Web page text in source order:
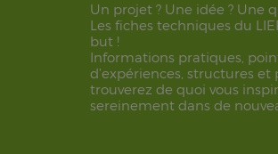
Un projet ? Une idée ? Une
Les fiches techniques du
but !
Informations pratiques,
d’expériences, structures et
trouverez de quoi vous
sereinement dans de